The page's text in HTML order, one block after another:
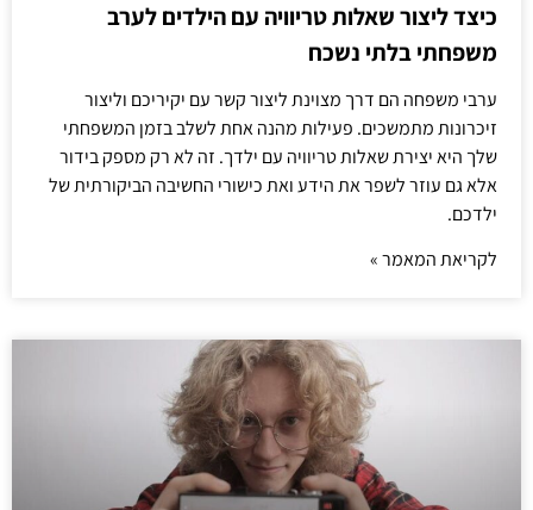
כיצד ליצור שאלות טריוויה עם הילדים לערב
משפחתי בלתי נשכח
ערבי משפחה הם דרך מצוינת ליצור קשר עם יקיריכם וליצור
זיכרונות מתמשכים. פעילות מהנה אחת לשלב בזמן המשפחתי
שלך היא יצירת שאלות טריוויה עם ילדך. זה לא רק מספק בידור
אלא גם עוזר לשפר את הידע ואת כישורי החשיבה הביקורתית של
ילדכם.
לקריאת המאמר »